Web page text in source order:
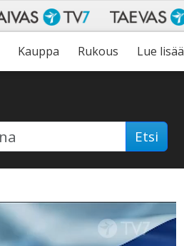
Kauppa Rukous Lue lisää
Etsi